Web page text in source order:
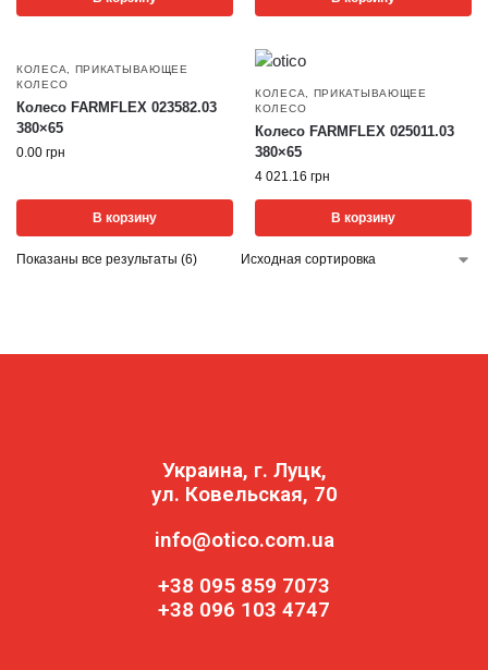
КОЛЕСА
ПРИКАТЫВАЮЩЕЕ
КОЛЕСО
Колесо FARMFLEX 023582.03
380×65
0.00 грн
В корзину
КОЛЕСА
ПРИКАТЫВАЮЩЕЕ
КОЛЕСО
Колесо FARMFLEX 025011.03
380×65
4 021.16 грн
В корзину
Показаны все результаты (6)
Украина, г. Луцк,
ул. Ковельская, 70
info@otico.com.ua
+38 095 859 7073
+38 096 103 4747